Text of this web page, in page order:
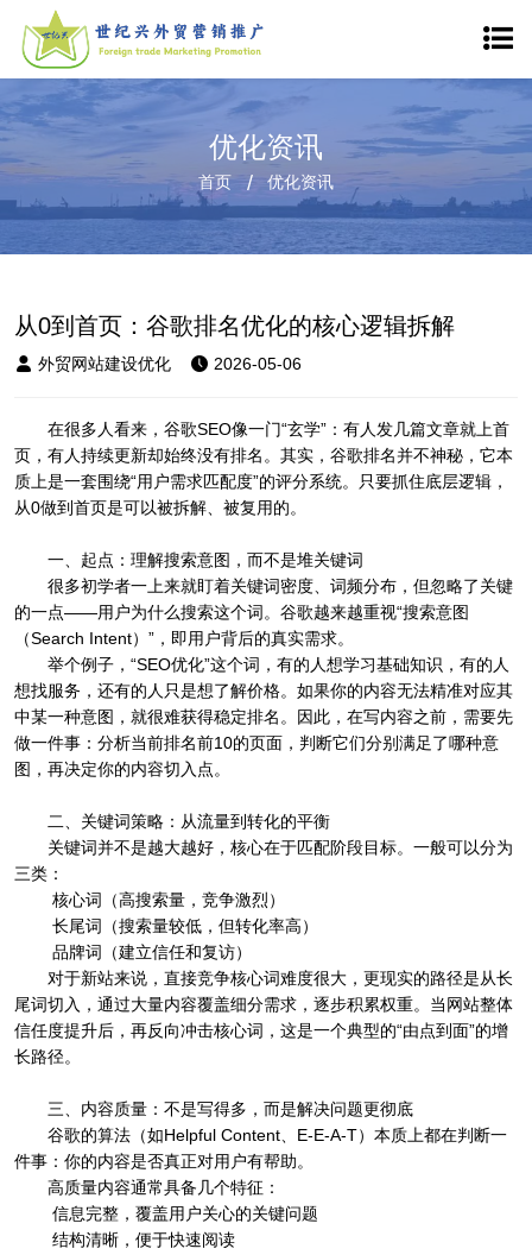
优化资讯
首页 优化资讯
从0到首页：谷歌排名优化的核心逻辑拆解
外贸网站建设优化 2026-05-06
在很多人看来，谷歌SEO像一门“玄学”：有人发几篇文章就上首
页，有人持续更新却始终没有排名。其实，谷歌排名并不神秘，它本
质上是一套围绕“用户需求匹配度”的评分系统。只要抓住底层逻辑，
从0做到首页是可以被拆解、被复用的。
一、起点：理解搜索意图，而不是堆关键词
很多初学者一上来就盯着关键词密度、词频分布，但忽略了关键
的一点——用户为什么搜索这个词。谷歌越来越重视“搜索意图
（Search Intent）”，即用户背后的真实需求。
举个例子，“SEO优化”这个词，有的人想学习基础知识，有的人
想找服务，还有的人只是想了解价格。如果你的内容无法精准对应其
中某一种意图，就很难获得稳定排名。因此，在写内容之前，需要先
做一件事：分析当前排名前10的页面，判断它们分别满足了哪种意
图，再决定你的内容切入点。
二、关键词策略：从流量到转化的平衡
关键词并不是越大越好，核心在于匹配阶段目标。一般可以分为
三类：
核心词（高搜索量，竞争激烈）
长尾词（搜索量较低，但转化率高）
品牌词（建立信任和复访）
对于新站来说，直接竞争核心词难度很大，更现实的路径是从长
尾词切入，通过大量内容覆盖细分需求，逐步积累权重。当网站整体
信任度提升后，再反向冲击核心词，这是一个典型的“由点到面”的增
长路径。
三、内容质量：不是写得多，而是解决问题更彻底
谷歌的算法（如Helpful Content、E-E-A-T）本质上都在判断一
件事：你的内容是否真正对用户有帮助。
高质量内容通常具备几个特征：
信息完整，覆盖用户关心的关键问题
结构清晰，便于快速阅读